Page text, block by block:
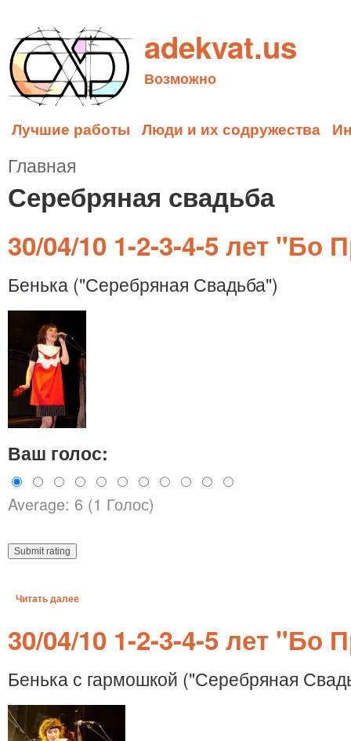
adekvat.us
Возможно
Лучшие работы Люди и их содружества
Главная
Серебряная свадьба
30/04/10 1-2-3-4-5 лет "Бо
Бенька ("Серебряная Свадьба")
Ваш голос:
Average: 6 (1 Голос)
Читать далее
30/04/10 1-2-3-4-5 лет "Бо
Бенька с гармошкой ("Серебряная